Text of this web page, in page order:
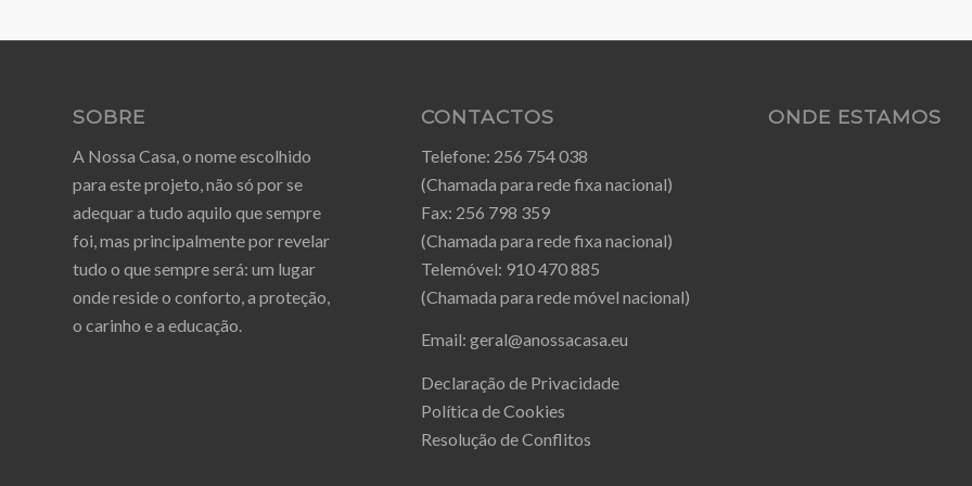
SOBRE
A Nossa Casa, o nome escolhido
para este projeto, não só por se
adequar a tudo aquilo que sempre
foi, mas principalmente por revelar
tudo o que sempre será: um lugar
onde reside o conforto, a proteção,
o carinho e a educação.
CONTACTOS
Telefone: 256 754 038
(Chamada para rede fixa nacional)
Fax: 256 798 359
(Chamada para rede fixa nacional)
Telemóvel: 910 470 885
(Chamada para rede móvel nacional)
Email: geral@anossacasa.eu
Declaração de Privacidade
Política de Cookies
Resolução de Conflitos
ONDE ESTAMOS